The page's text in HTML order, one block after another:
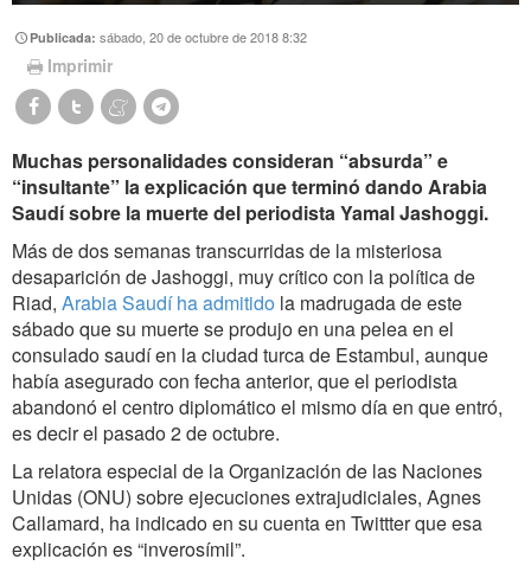
Publicada:sábado, 20 de octubre de 2018 8:32
Imprimir
Muchas personalidades consideran “absurda” e
“insultante” la explicación que terminó dando Arabia
Saudí sobre la muerte del periodista Yamal Jashoggi.
Más de dos semanas transcurridas de la misteriosa
desaparición de Jashoggi, muy crítico con la política de
Riad, Arabia Saudí ha admitido la madrugada de este
sábado que su muerte se produjo en una pelea en el
consulado saudí en la ciudad turca de Estambul, aunque
había asegurado con fecha anterior, que el periodista
abandonó el centro diplomático el mismo día en que entró,
es decir el pasado 2 de octubre.
La relatora especial de la Organización de las Naciones
Unidas (ONU) sobre ejecuciones extrajudiciales, Agnes
Callamard, ha indicado en su cuenta en Twittter que esa
explicación es “inverosímil”.